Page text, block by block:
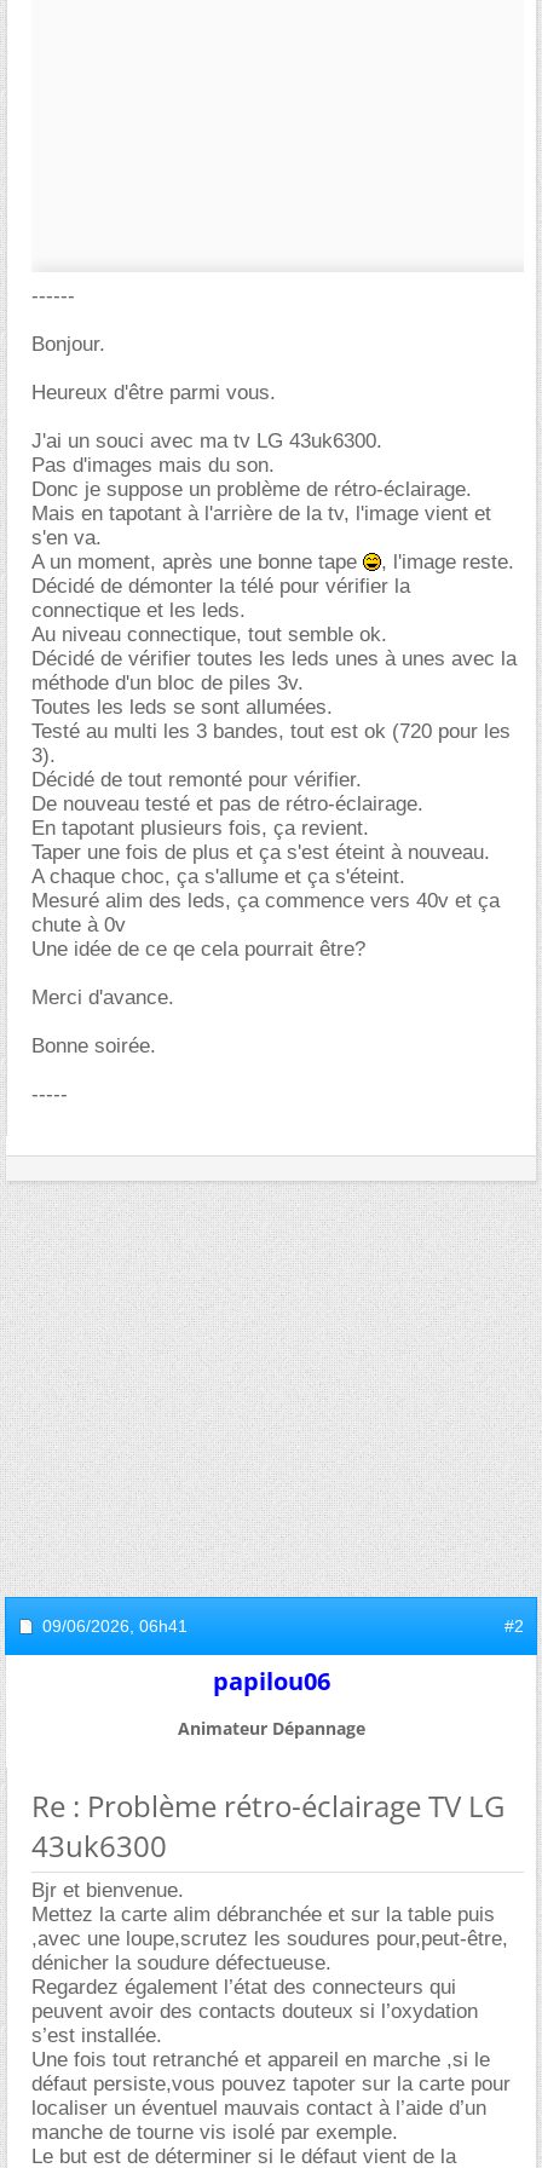
------
Bonjour.
Heureux d'être parmi vous.
J'ai un souci avec ma tv LG 43uk6300.
Pas d'images mais du son.
Donc je suppose un problème de rétro-éclairage.
Mais en tapotant à l'arrière de la tv, l'image vient et
s'en va.
A un moment, après une bonne tape
, l'image reste.
Décidé de démonter la télé pour vérifier la
connectique et les leds.
Au niveau connectique, tout semble ok.
Décidé de vérifier toutes les leds unes à unes avec la
méthode d'un bloc de piles 3v.
Toutes les leds se sont allumées.
Testé au multi les 3 bandes, tout est ok (720 pour les
3).
Décidé de tout remonté pour vérifier.
De nouveau testé et pas de rétro-éclairage.
En tapotant plusieurs fois, ça revient.
Taper une fois de plus et ça s'est éteint à nouveau.
A chaque choc, ça s'allume et ça s'éteint.
Mesuré alim des leds, ça commence vers 40v et ça
chute à 0v
Une idée de ce qe cela pourrait être?
Merci d'avance.
Bonne soirée.
-----
09/06/2026, 06h41 #2
papilou06
Animateur Dépannage
Re : Problème rétro-éclairage TV LG
43uk6300
Bjr et bienvenue.
Mettez la carte alim débranchée et sur la table puis
,avec une loupe,scrutez les soudures pour,peut-être,
dénicher la soudure défectueuse.
Regardez également l’état des connecteurs qui
peuvent avoir des contacts douteux si l’oxydation
s’est installée.
Une fois tout retranché et appareil en marche ,si le
défaut persiste,vous pouvez tapoter sur la carte pour
localiser un éventuel mauvais contact à l’aide d’un
manche de tourne vis isolé par exemple.
Le but est de déterminer si le défaut vient de la